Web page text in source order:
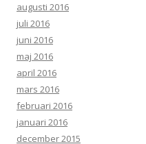
augusti 2016
juli 2016
juni 2016
maj 2016
april 2016
mars 2016
februari 2016
januari 2016
december 2015